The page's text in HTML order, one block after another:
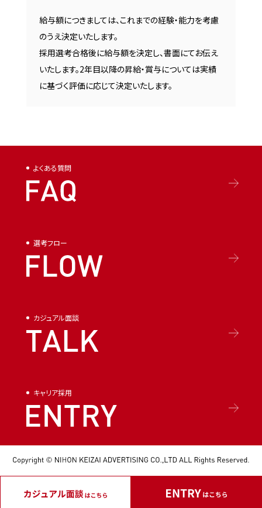
給与額につきましては、これまでの経験・能力を考慮
のうえ決定いたします。
採用選考合格後に給与額を決定し、書面にてお伝え
いたします。2年目以降の昇給・賞与については実績
に基づく評価に応じて決定いたします。
よくある質問
選考フロー
カジュアル面談
キャリア採用